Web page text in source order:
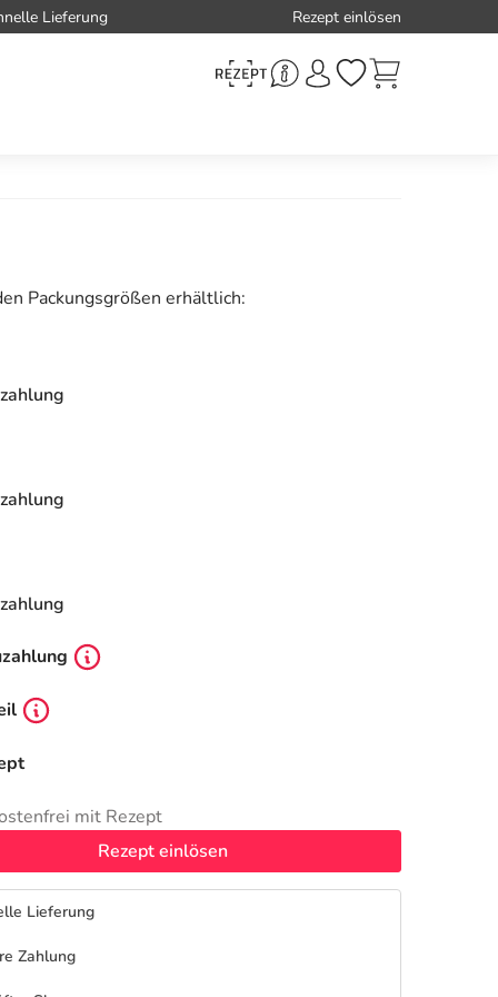
Lieferung Rezept einlösen
Packungsgrößen erhältlich:
mit Rezept
Rezept einlösen
Lieferung
Zahlung